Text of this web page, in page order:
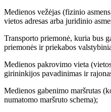
Medienos vežėjas (fizinio
vietos adresas arba juridinio
Transporto priemonė, kuria bus
priemonės ir priekabos
Medienos pakrovimo vieta
girininkijos pavadinimas ir
Medienos gabenimo maršrutas
numatomo maršruto schema);